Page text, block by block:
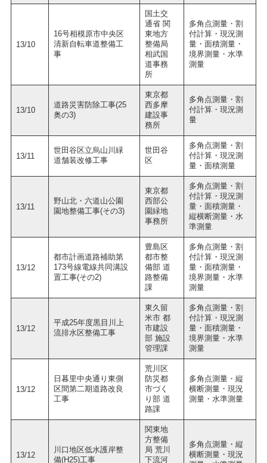
13/10
16号相模原市中央区
清新自転車道整備工
事
国土交
通省 関
東地方
整備局
相武国
道事務
所
多角点測量・割
付計算・現況測
量・面積測量・
境界測量・水準
測量
13/10
道路災害防除工事(25
奥の3)
東京都
西多摩
建設事
務所
多角点測量・割
付計算・現況測
量
13/11
世田谷区立烏山川緑
道舗装改修工事
世田谷
区
多角点測量・割
付計算・現況測
量・面積測量
13/11
野山北・六道山公園
園地整備工事(その3)
東京都
西部公
園緑地
事務所
多角点測量・割
付計算・現況測
量・面積測量・
縦横断測量・水
準測量
13/12
都市計画道路補助第
173号線電線共同溝設
置工事(その2)
豊島区
都市整
備部 道
路整備
課
多角点測量・割
付計算・現況測
量・面積測量・
境界測量・水準
測量
13/12
平成25年度黒目川上
流排水区整備工事
東久留
米市 都
市建設
部 施設
管理課
多角点測量・割
付計算・現況測
量・面積測量・
境界測量・水準
測量
13/12
日暮里中央通り東側
区間第二期道路改良
工事
荒川区
防災都
市づく
り部 道
路課
多角点測量・縦
横断測量・現況
測量・水準測量
13/12
川口地区低水護岸整
備(H25)工事
関東地
方整備
局 荒川
下流河
多角点測量・縦
横断測量・現況